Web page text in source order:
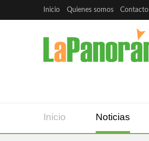
Inicio Quienes somos Contacto
Inicio Noticias